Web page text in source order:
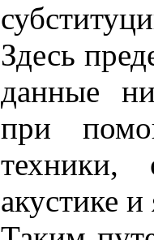
Здесь
данные
при
техники,
акустике